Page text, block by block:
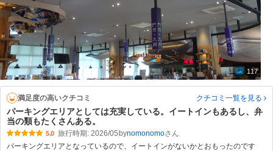
117
満足度の高いクチコミ クチコミ一覧を見る
パーキングエリアとしては充実している。イートインもあるし、弁
当の類もたくさんある。
5.0 旅行時期: 2026/05 bynomonomo
パーキングエリアとなっているので、イートインがないかとおもったのです